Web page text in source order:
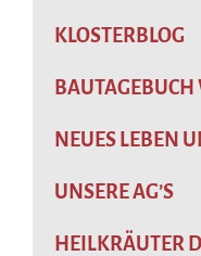
KLOSTERBLOG
NEUES LEBEN
UNSERE AG’S
HEILKRÄUTER